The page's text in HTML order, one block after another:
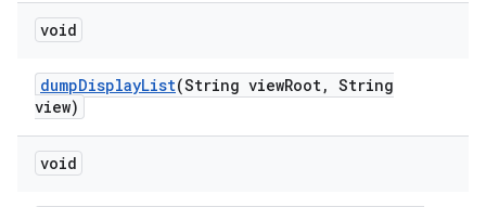
void
dumpDisplayList(String viewRoot, String
view)
void